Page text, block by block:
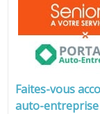
Faites-vous
auto-entreprise